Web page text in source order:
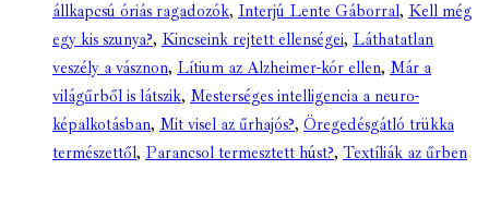
állkapcsú óriás ragadozók, Interjú Lente Gáborral, Kell még
egy kis szunya?, Kincseink rejtett ellenségei, Láthatatlan
veszély a vásznon, Lítium az Alzheimer-kór ellen, Már a
világűrből is látszik, Mesterséges intelligencia a neuro-
képalkotásban, Mit visel az űrhajós?, Öregedésgátló trükka
természettől, Parancsol termesztett húst?, Textíliák az űrben